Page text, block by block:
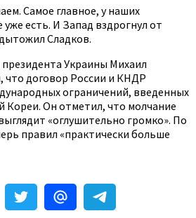
Самое главное, у наших
уже есть. И Запад вздрогнул от
Сладков.
Украины Михаил
что договор России и КНДР
ограничений, введенных
Кореи. Он отметил, что молчание
«оглушительно громко». По
правил «практически больше